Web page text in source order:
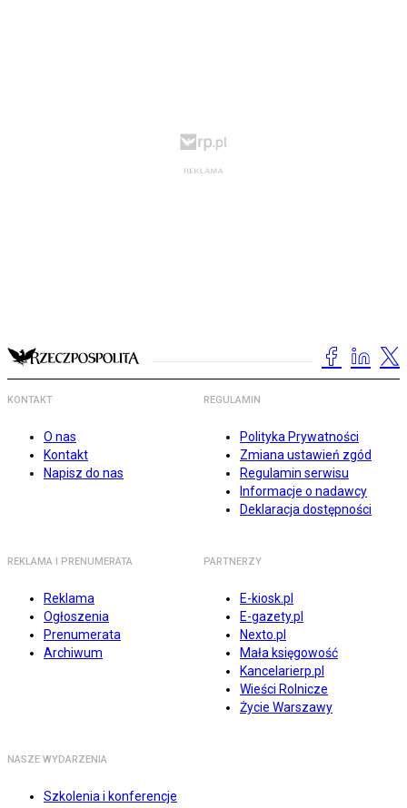
KONTAKT
O nas
Kontakt
Napisz do nas
REGULAMIN
Polityka Prywatności
Zmiana ustawień zgód
Regulamin serwisu
Informacje o nadawcy
Deklaracja dostępności
REKLAMA I PRENUMERATA
Reklama
Ogłoszenia
Prenumerata
Archiwum
PARTNERZY
E-kiosk.pl
E-gazety.pl
Nexto.pl
Mała księgowość
Kancelarierp.pl
Wieści Rolnicze
Życie Warszawy
NASZE WYDARZENIA
Szkolenia i konferencje